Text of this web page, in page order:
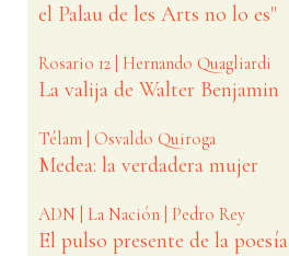
el Palau de les Arts no lo es"
Rosario 12 | Hernando Quagliardi
La valija de Walter Benjamin
Télam | Osvaldo Quiroga
Medea: la verdadera mujer
ADN | La Nación | Pedro Rey
El pulso presente de la poesía